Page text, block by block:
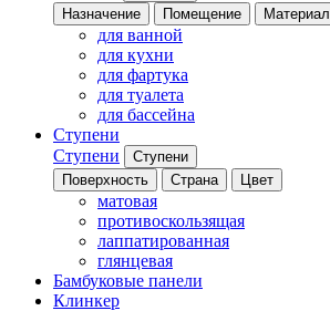
Назначение
Помещение Материал
для ванной
для кухни
для фартука
для туалета
для бассейна
Ступени
Ступени
Ступени
Поверхность
Страна Цвет
матовая
противоскользящая
лаппатированная
глянцевая
Бамбуковые панели
Клинкер